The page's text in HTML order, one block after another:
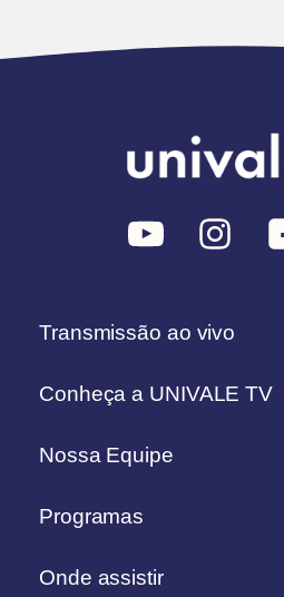
Transmissão ao vivo
Conheça a UNIVALE TV
Nossa Equipe
Programas
Onde assistir